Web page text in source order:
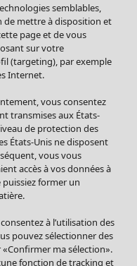
semblables,
de mettre à disposition et
page et de vous
sur votre
(targeting), par exemple
Internet.
vous consentez
transmises aux États-
de protection des
États-Unis ne disposent
vous vous
accès à vos données à
former un
à l’utilisation des
pouvez sélectionner des
ma sélection».
fonction de tracking et